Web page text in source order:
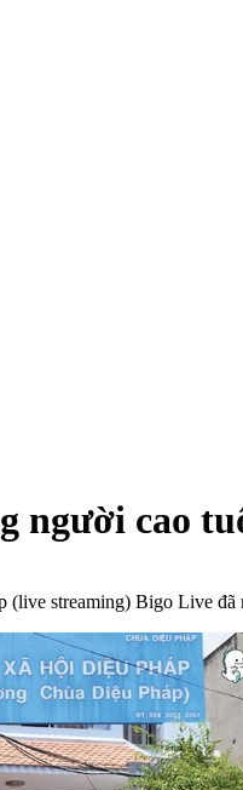
người cao
(live streaming) Bigo Live